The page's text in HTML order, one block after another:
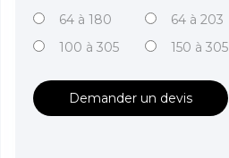
64 à 180
64 à 203
100 à 305
150 à 305
Demander un devis